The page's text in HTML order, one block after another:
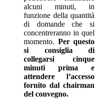
alcuni minuti, in
funzione della quantità
di domande che si
concentreranno in quel
momento. Per questo
si consiglia di
collegarsi cinque
minuti prima e
attendere l’accesso
fornito dal chairman
del convegno.